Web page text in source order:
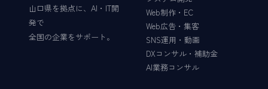
山口県を拠点に、AI・IT開
発で
全国の企業をサポート。
Web制作・EC
Web広告・集客
SNS運用・動画
DXコンサル・補助金
AI業務コンサル